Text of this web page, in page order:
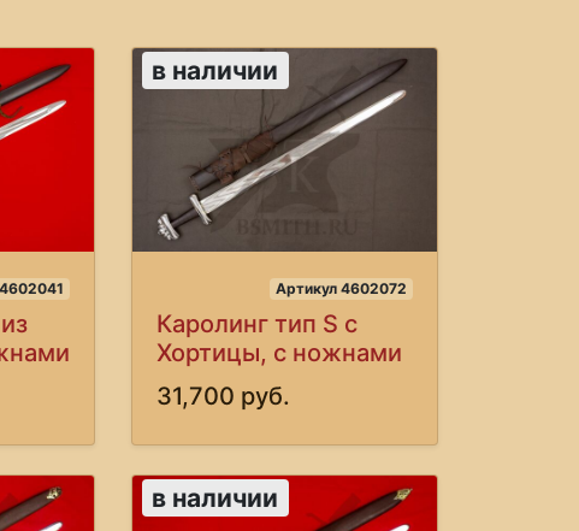
в наличии
Артикул 4602072
Каролинг тип S с
Хортицы, с ножнами
31,700 руб.
в наличии